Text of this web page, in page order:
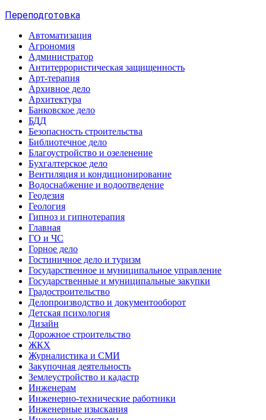
Переподготовка
Автоматизация
Агрономия
Администратор
Антитеррористическая защищенность
Арт-терапия
Архивное дело
Архитектура
Банковское дело
БДД
Безопасность строительства
Библиотечное дело
Благоустройство и озеленение
Бухгалтерское дело
Вентиляция и кондиционирование
Водоснабжение и водоотведение
Геодезия
Геология
Гипноз и гипнотерапия
Главная
ГО и ЧС
Горное дело
Гостиничное дело и туризм
Государственное и муниципальное управление
Государственные и муниципальные закупки
Градостроительство
Делопроизводство и документооборот
Детская психология
Дизайн
Дорожное строительство
ЖКХ
Журналистика и СМИ
Закупочная деятельность
Землеустройство и кадастр
Инженерам
Инженерно-технические работники
Инженерные изыскания